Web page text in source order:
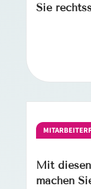
Sie
Mit
machen